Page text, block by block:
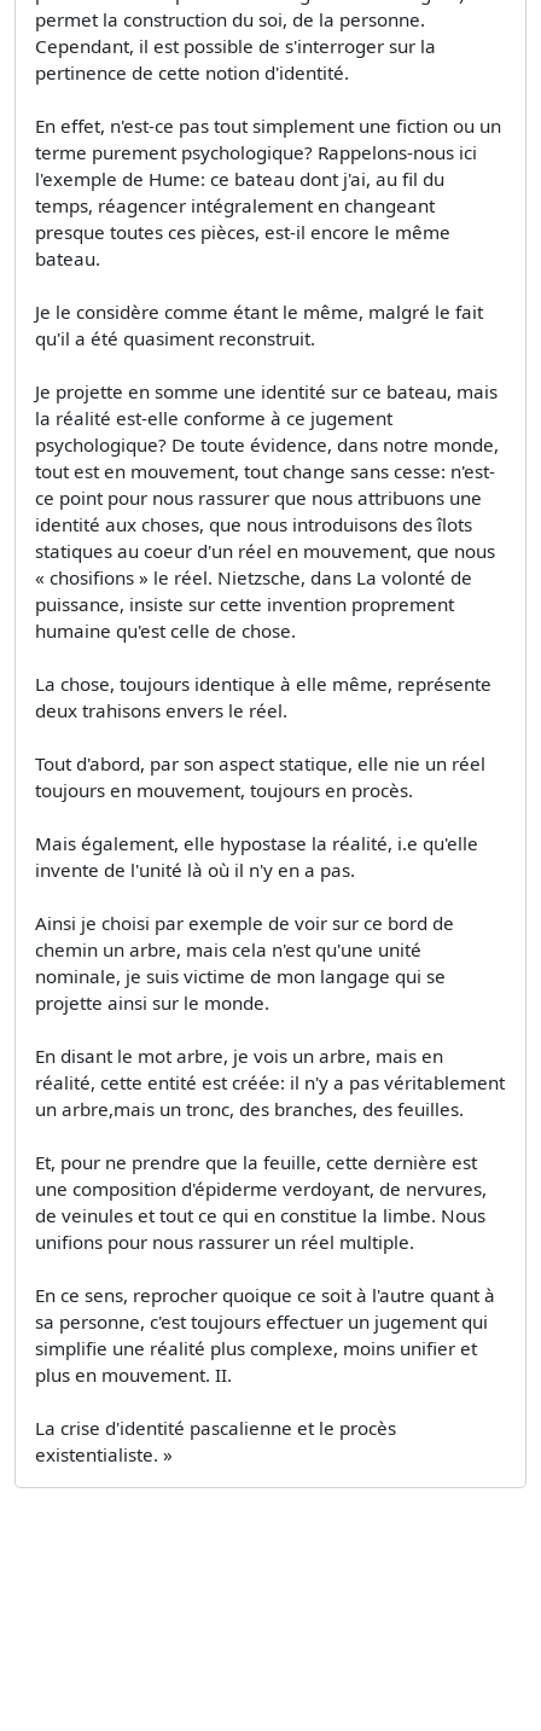
permet la construction du soi, de la personne.
Cependant, il est possible de s'interroger sur la
pertinence de cette notion d'identité.
En effet, n'est-ce pas tout simplement une fiction ou un
terme purement psychologique? Rappelons-nous ici
l'exemple de Hume: ce bateau dont j'ai, au fil du
temps, réagencer intégralement en changeant
presque toutes ces pièces, est-il encore le même
bateau.
Je le considère comme étant le même, malgré le fait
qu'il a été quasiment reconstruit.
Je projette en somme une identité sur ce bateau, mais
la réalité est-elle conforme à ce jugement
psychologique? De toute évidence, dans notre monde,
tout est en mouvement, tout change sans cesse: n'est-
ce point pour nous rassurer que nous attribuons une
identité aux choses, que nous introduisons des îlots
statiques au coeur d'un réel en mouvement, que nous
« chosifions » le réel. Nietzsche, dans La volonté de
puissance, insiste sur cette invention proprement
humaine qu'est celle de chose.
La chose, toujours identique à elle même, représente
deux trahisons envers le réel.
Tout d'abord, par son aspect statique, elle nie un réel
toujours en mouvement, toujours en procès.
Mais également, elle hypostase la réalité, i.e qu'elle
invente de l'unité là où il n'y en a pas.
Ainsi je choisi par exemple de voir sur ce bord de
chemin un arbre, mais cela n'est qu'une unité
nominale, je suis victime de mon langage qui se
projette ainsi sur le monde.
En disant le mot arbre, je vois un arbre, mais en
réalité, cette entité est créée: il n'y a pas véritablement
un arbre,mais un tronc, des branches, des feuilles.
Et, pour ne prendre que la feuille, cette dernière est
une composition d'épiderme verdoyant, de nervures,
de veinules et tout ce qui en constitue la limbe. Nous
unifions pour nous rassurer un réel multiple.
En ce sens, reprocher quoique ce soit à l'autre quant à
sa personne, c'est toujours effectuer un jugement qui
simplifie une réalité plus complexe, moins unifier et
plus en mouvement. II.
La crise d'identité pascalienne et le procès
existentialiste. »